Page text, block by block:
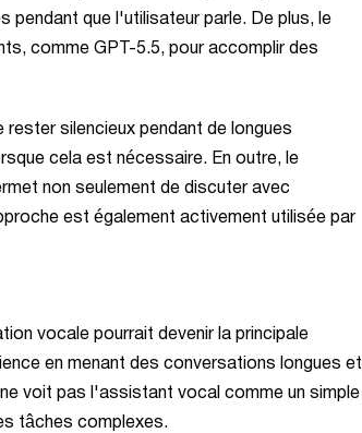
pendant que l'utilisateur parle. De plus, le
comme GPT-5.5, pour accomplir des
silencieux pendant de longues
cela est nécessaire. En outre, le
non seulement de discuter avec
est également activement utilisée par
vocale pourrait devenir la principale
en menant des conversations longues et
voit pas l'assistant vocal comme un simple
tâches complexes.